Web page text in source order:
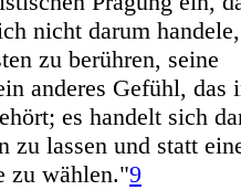
nicht darum
zu berühren, seine
anderes Gefühl, das
es handelt sich
zu lassen und statt
zu wählen."9